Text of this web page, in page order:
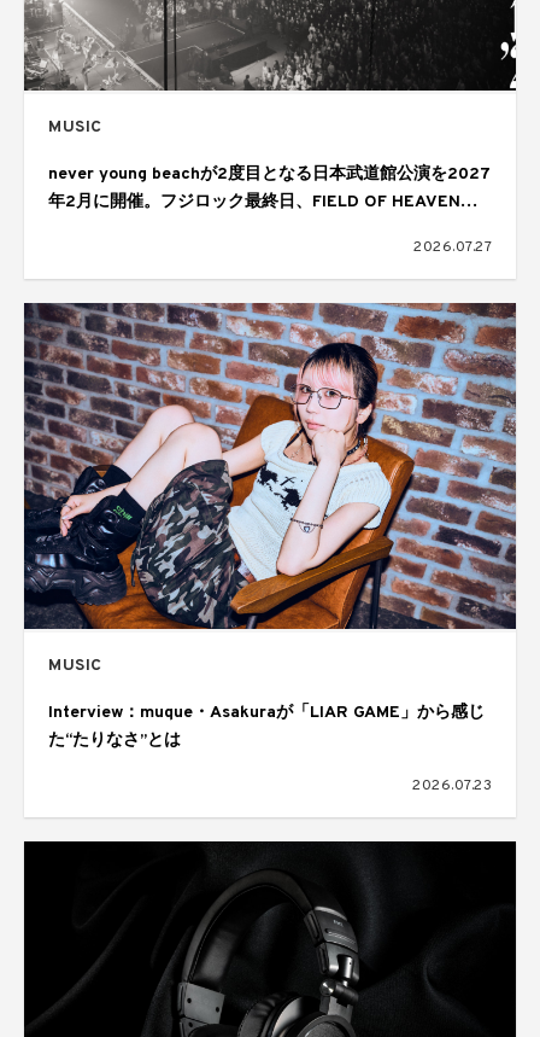
MUSIC
never young beachが2度目となる日本武道館公演を2027
年2月に開催。フジロック最終日、FIELD OF HEAVENの
2026.07.27
MUSIC
Interview：muque・Asakuraが「LIAR GAME」から感じ
た“たりなさ”とは
2026.07.23